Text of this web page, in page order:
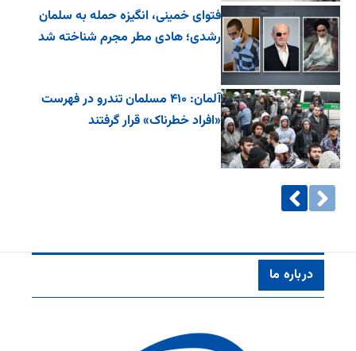
فتوای خمینی، انگیزه حمله به سلمان
رشدی؛ هادی مطر مجرم شناخته شد
آلمان: ۴۱۰ مسلمان تندرو در فهرست
«افراد خطرناک» قرار گرفتند
درباره ما